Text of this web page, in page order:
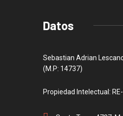
Datos
Sebastian Adrian
(M.P: 14737)
Propiedad Intelectual: